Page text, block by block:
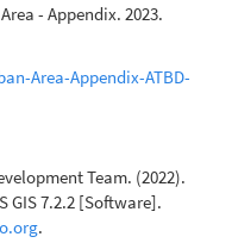
- Appendix. 2023.
Area-Appendix-ATBD-
Team. (2022).
GIS 7.2.2 [Software].
.